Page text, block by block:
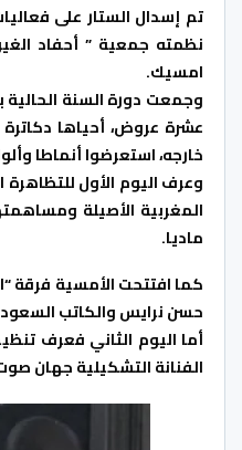
تم إسدال الستار على
نظمته جمعية ” أحفاد
امسيك.
وجمعت دورة السنة الحالية
عشرة عروض، أحياها
خارجه، استعرضوا أنماطا
وعرف اليوم الأول
المغربية الأصيلة
ماديا.
كما افتتحت الأمسية فرقة
حسن نرايس والكاتب
أما اليوم الثاني فعرف
الفنانة التشكيلية جهان